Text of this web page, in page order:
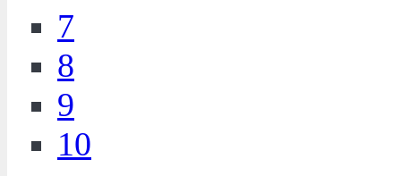
7
8
9
10